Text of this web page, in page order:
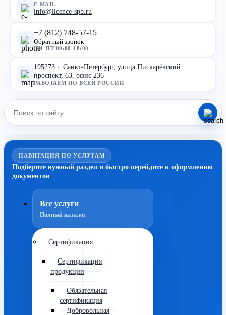
E-MAIL
info@licence-spb.ru
+7 (812) 748-57-15
Обратный звонок
ПН-ПТ 09:00-18:00
195273 г. Санкт-Петербург, улица Пискарёвский
проспект, 63, офис 236
РАБОТАЕМ ПО ВСЕЙ РОССИИ
НАВИГАЦИЯ ПО УСЛУГАМ
Подберите нужный раздел и быстро перейдите к оформлению
документов
Все услуги
Полный каталог
Сертификация
Сертификация
продукции
Обязательная
сертификация
Добровольная